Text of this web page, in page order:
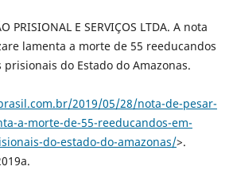
PRISIONAL E SERVIÇOS LTDA. A nota
lamenta a morte de 55 reeducandos
do Estado do Amazonas.
2019/05/28/nota-de-pesar-
a-morte-de-55-reeducandos-em-
do-estado-do-amazonas/>.